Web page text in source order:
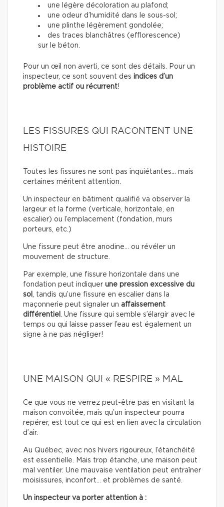
une légère décoloration au plafond;
une odeur d’humidité dans le sous-sol;
une plinthe légèrement gondolée;
des traces blanchâtres (efflorescence)
sur le béton.
Pour un œil non averti, ce sont des détails. Pour un
inspecteur, ce sont souvent des indices d’un
problème actif ou récurrent!
LES FISSURES QUI RACONTENT UNE
HISTOIRE
Toutes les fissures ne sont pas inquiétantes… mais
certaines méritent attention.
Un inspecteur en bâtiment qualifié va observer la
largeur et la forme (verticale, horizontale, en
escalier) ou l’emplacement (fondation, murs
porteurs, etc.)
Une fissure peut être anodine… ou révéler un
mouvement de structure.
Par exemple, une fissure horizontale dans une
fondation peut indiquer une pression excessive du
sol , tandis qu’une fissure en escalier dans la
maçonnerie peut signaler un affaissement
différentiel . Une fissure qui semble s’élargir avec le
temps ou qui laisse passer l’eau est également un
signe à ne pas négliger!
UNE MAISON QUI « RESPIRE » MAL
Ce que vous ne verrez peut-être pas en visitant la
maison convoitée, mais qu’un inspecteur pourra
repérer, est tout ce qui est en lien avec la circulation
d’air.
Au Québec, avec nos hivers rigoureux, l’étanchéité
est essentielle. Mais trop étanche, une maison peut
mal ventiler. Une mauvaise ventilation peut entraîner
moisissures, inconfort… et problèmes de santé.
Un inspecteur va porter attention à :